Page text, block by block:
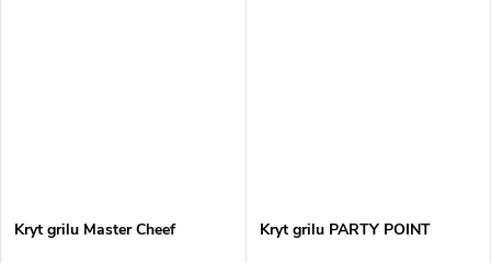
Kryt grilu Master Cheef Kryt grilu PARTY POINT